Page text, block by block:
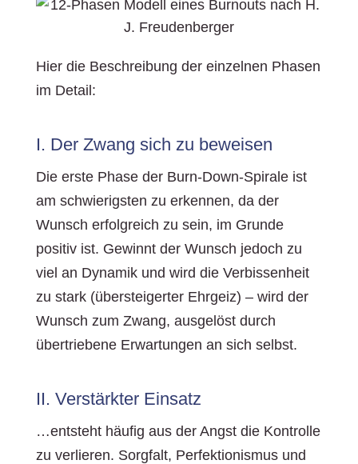
Hier die Beschreibung der einzelnen Phasen
im Detail:
I. Der Zwang sich zu beweisen
Die erste Phase der Burn-Down-Spirale ist
am schwierigsten zu erkennen, da der
Wunsch erfolgreich zu sein, im Grunde
positiv ist. Gewinnt der Wunsch jedoch zu
viel an Dynamik und wird die Verbissenheit
zu stark (übersteigerter Ehrgeiz) – wird der
Wunsch zum Zwang, ausgelöst durch
übertriebene Erwartungen an sich selbst.
II. Verstärkter Einsatz
…entsteht häufig aus der Angst die Kontrolle
zu verlieren. Sorgfalt, Perfektionismus und